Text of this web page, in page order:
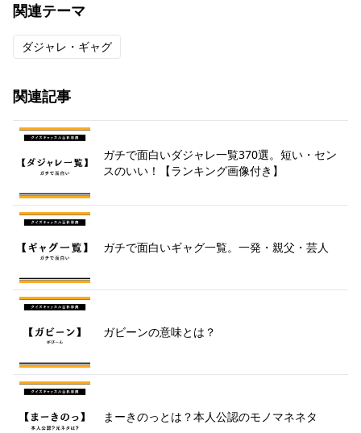
関連テーマ
ダジャレ・ギャグ
関連記事
ガチで面白いダジャレ一覧370選。短い・セン
スのいい！【ランキング画像付き】
ガチで面白いギャグ一覧。一発・親父・芸人
ガビーンの意味とは？
まーきのっとは？本人公認のモノマネネタ